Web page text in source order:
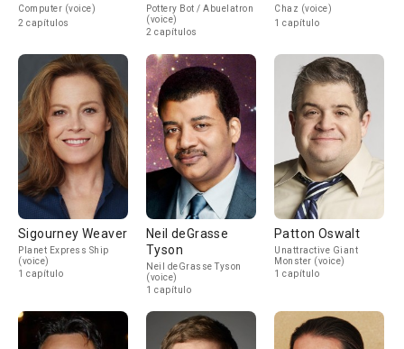
Computer (voice)
2 capítulos
Pottery Bot / Abuelatron
(voice)
2 capítulos
Chaz (voice)
1 capítulo
Sigourney Weaver
Planet Express Ship
(voice)
1 capítulo
Neil deGrasse
Tyson
Neil deGrasse Tyson
(voice)
1 capítulo
Patton Oswalt
Unattractive Giant
Monster (voice)
1 capítulo